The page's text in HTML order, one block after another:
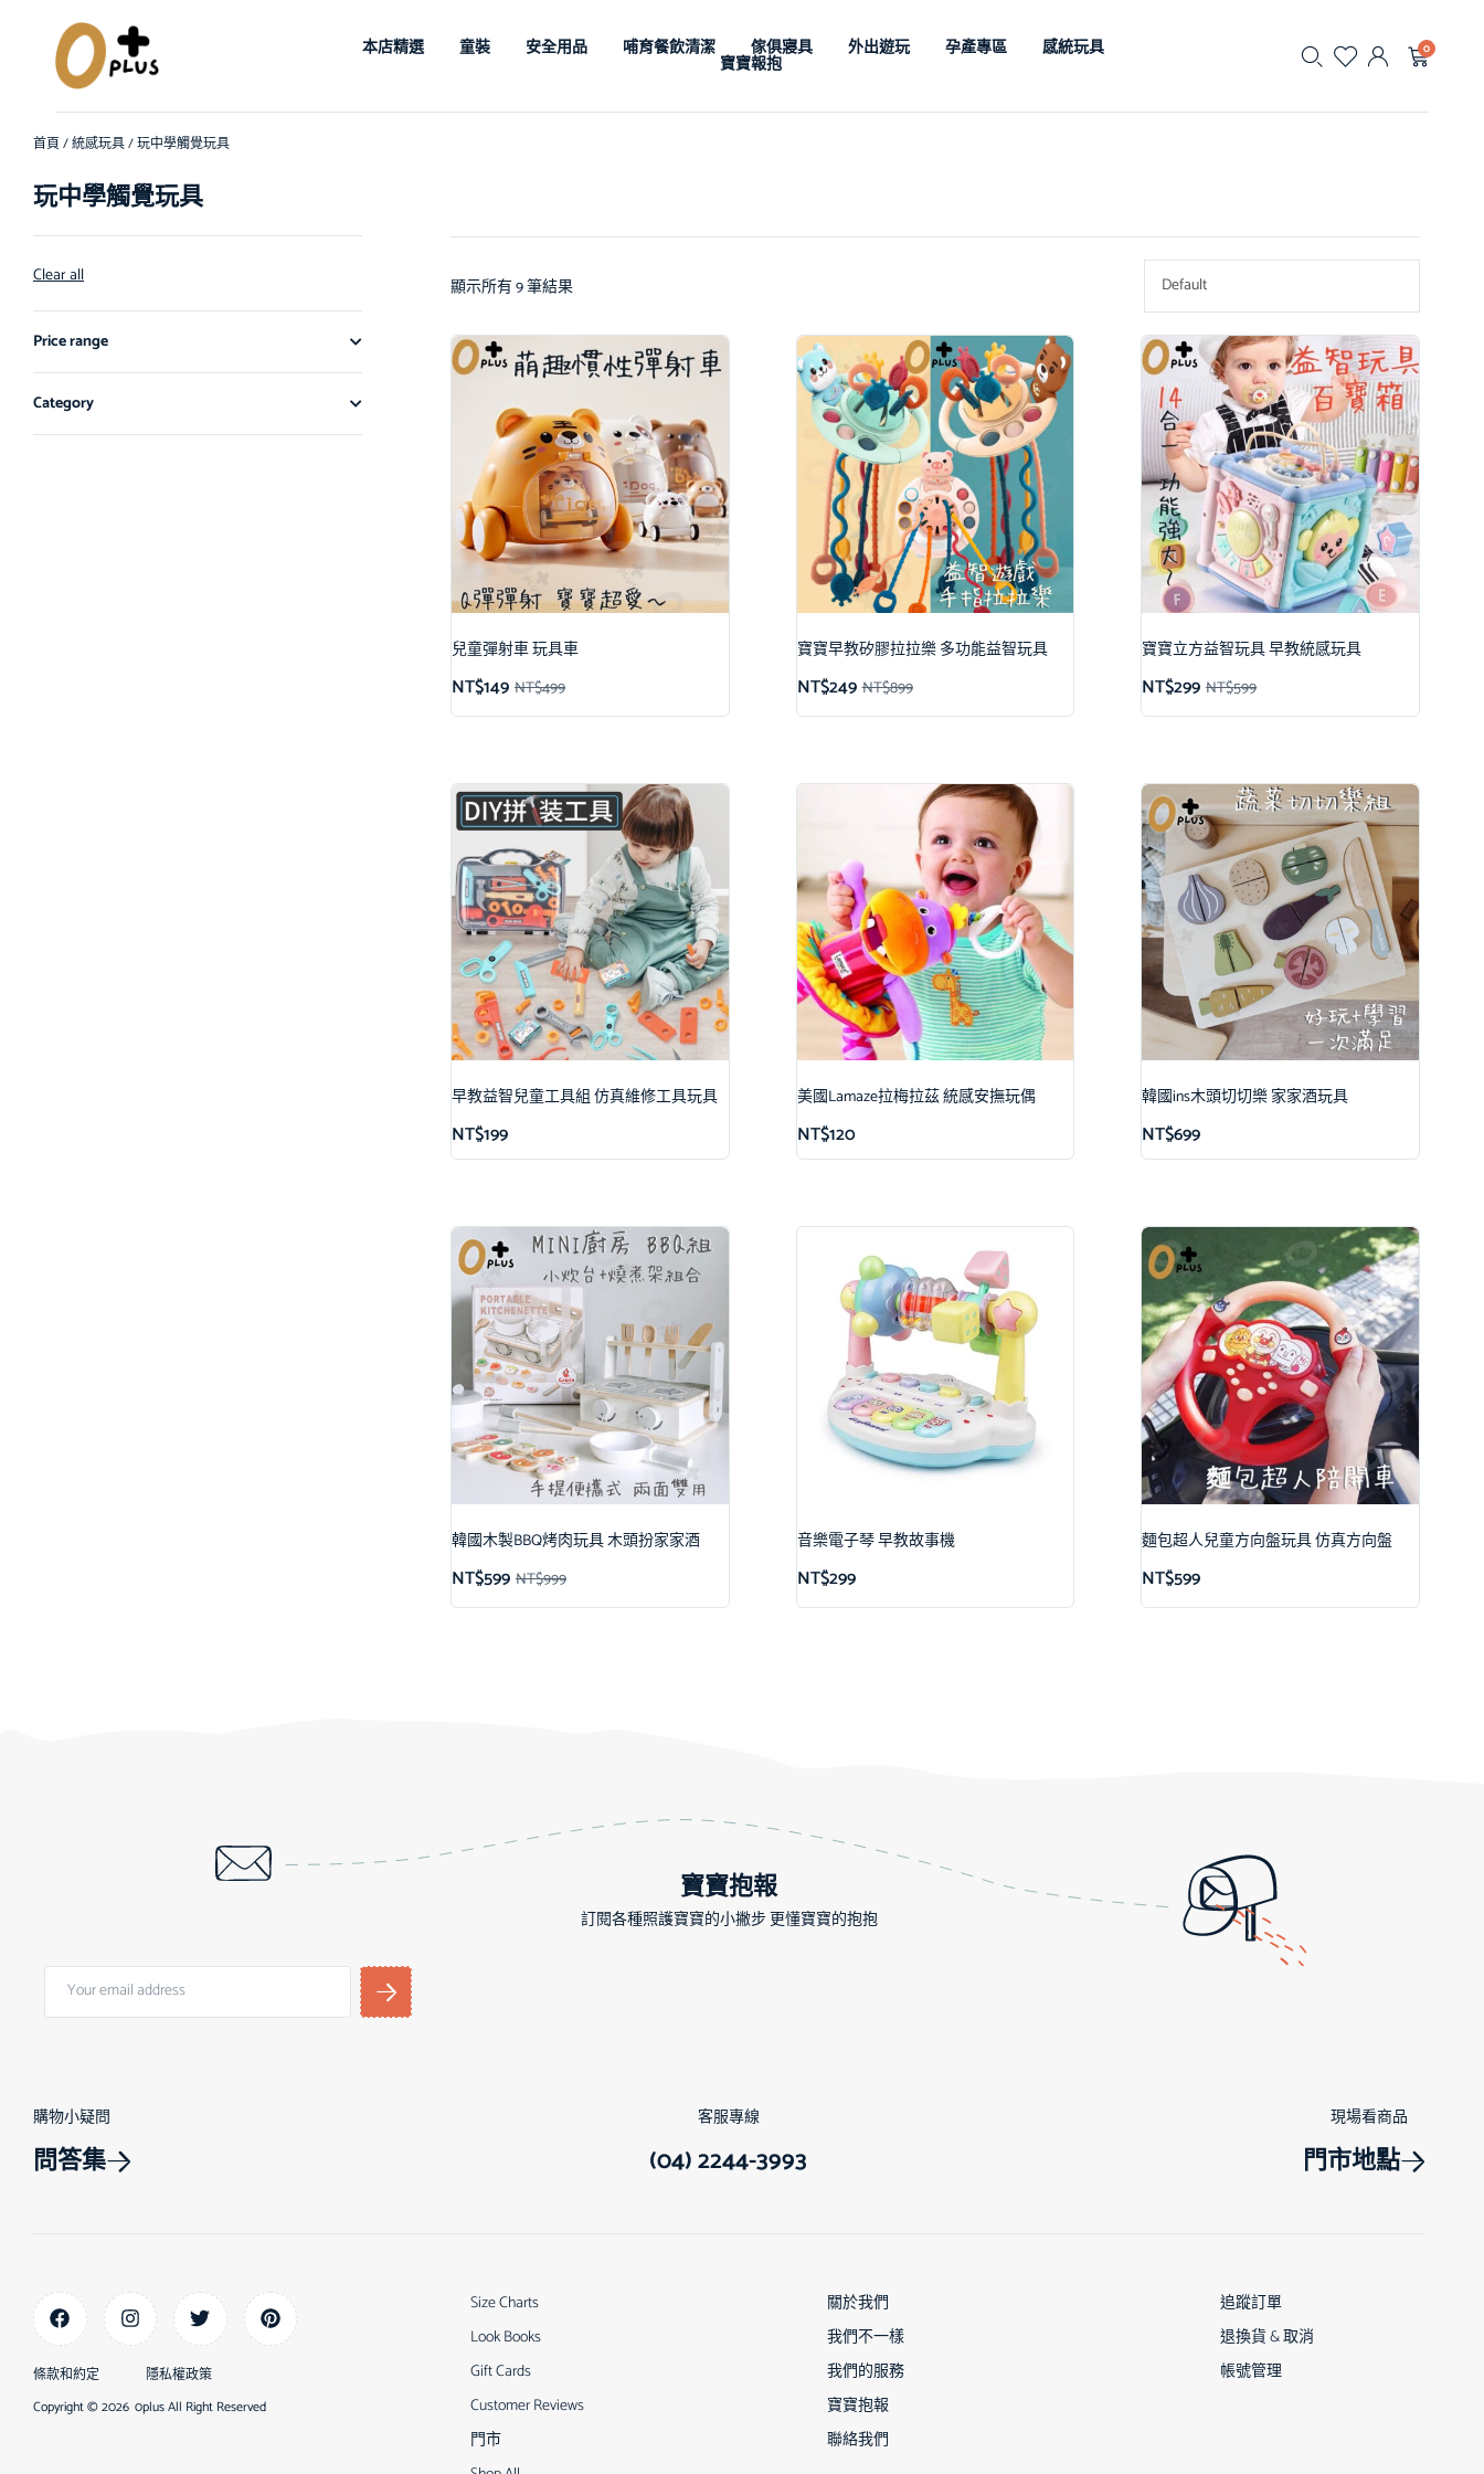
本店精選 童裝 安全用品 哺育餐飲清潔 傢俱寢具 外出遊玩 孕產專區 感統玩具
寶寶報抱
0
首頁/統感玩具/ 玩中學觸覺玩具
玩中學觸覺玩具
Clear all
Price range
Category
顯示所有 9 筆結果 Default
兒童彈射車 玩具車
NT$499
NT$149
寶寶早教矽膠拉拉樂 多功能益智玩具
NT$899
NT$249
寶寶立方益智玩具 早教統感玩具
NT$599
NT$299
早教益智兒童工具組 仿真維修工具玩具
NT$199
美國Lamaze拉梅拉茲 統感安撫玩偶
NT$120
韓國ins木頭切切樂 家家酒玩具
NT$699
韓國木製BBQ烤肉玩具 木頭扮家家酒
NT$999
NT$599
音樂電子琴 早教故事機
NT$299
麵包超人兒童方向盤玩具 仿真方向盤
NT$599
寶寶抱報
訂閱各種照護寶寶的小撇步 更懂寶寶的抱抱
購物小疑問
問答集
客服專線
(04) 2244-3993
現場看商品
門市地點
條款和約定
隱私權政策
Copyright © 2026 0plus All Right Reserved
Size Charts
Look Books
Gift Cards
Customer Reviews
門市
關於我們
我們不一樣
我們的服務
寶寶抱報
聯絡我們
追蹤訂單
退換貨 & 取消
帳號管理